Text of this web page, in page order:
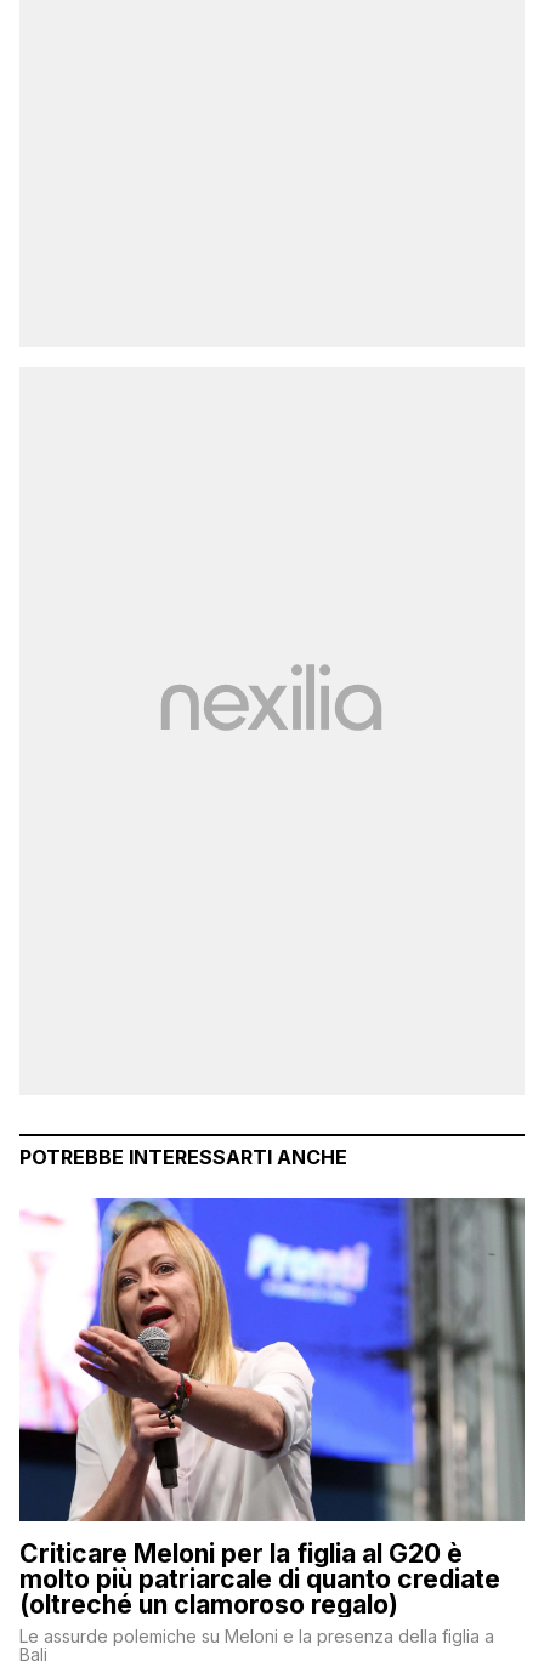
POTREBBE INTERESSARTI ANCHE
Criticare Meloni per la figlia al G20 è
molto più patriarcale di quanto crediate
(oltreché un clamoroso regalo)
Le assurde polemiche su Meloni e la presenza della figlia a
Bali